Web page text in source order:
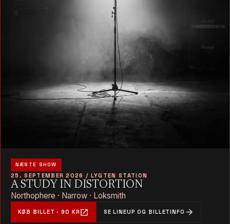
NÆSTE SHOW
25. SEPTEMBER 2026 / LYGTEN STATION
A STUDY IN DISTORTION
Northophere · Narrow · Loksmith
KØB BILLET · 90 KR open_in_new SE LINEUP OG BILLETINFO arrow_forward